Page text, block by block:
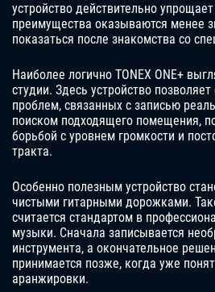
устройство действительно
преимущества оказываются менее
показаться после знакомства со
Наиболее логично TONEX ONE+
студии. Здесь устройство позволяет
проблем, связанных с записью
поиском подходящего помещения,
борьбой с уровнем громкости и
тракта.
Особенно полезным устройство
чистыми гитарными дорожками.
считается стандартом в
музыки. Сначала записывается
инструмента, а окончательное
принимается позже, когда уже
аранжировки.